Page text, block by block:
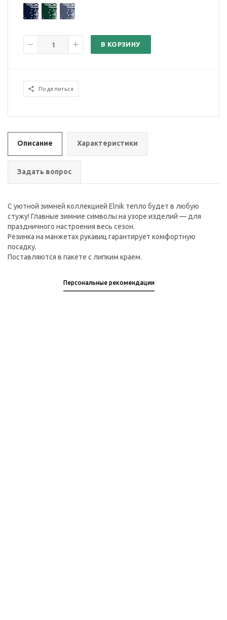
В КОРЗИНУ
Поделиться
Описание Характеристики
Задать вопрос
С уютной зимней коллекцией Elnik тепло будет в любую
стужу! Главные зимние символы на узоре изделий — для
праздничного настроения весь сезон.
Резинка на манжетах рукавиц гарантирует комфортную
посадку.
Поставляются в пакете с липким краем.
Персональные рекомендации